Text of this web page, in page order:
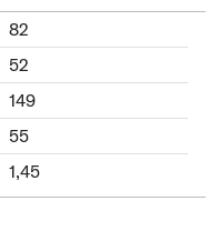
82
52
149
55
1,45